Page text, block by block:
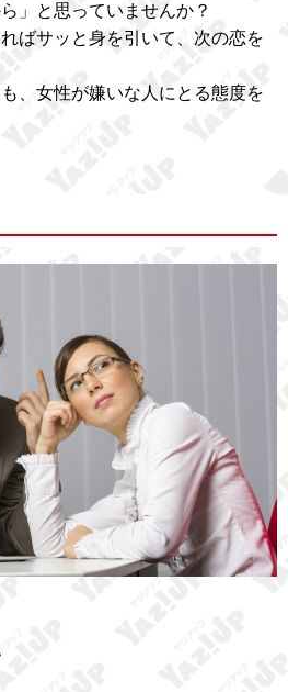
」と思っていませんか？
ばサッと身を引いて、次の恋を
、女性が嫌いな人にとる態度を